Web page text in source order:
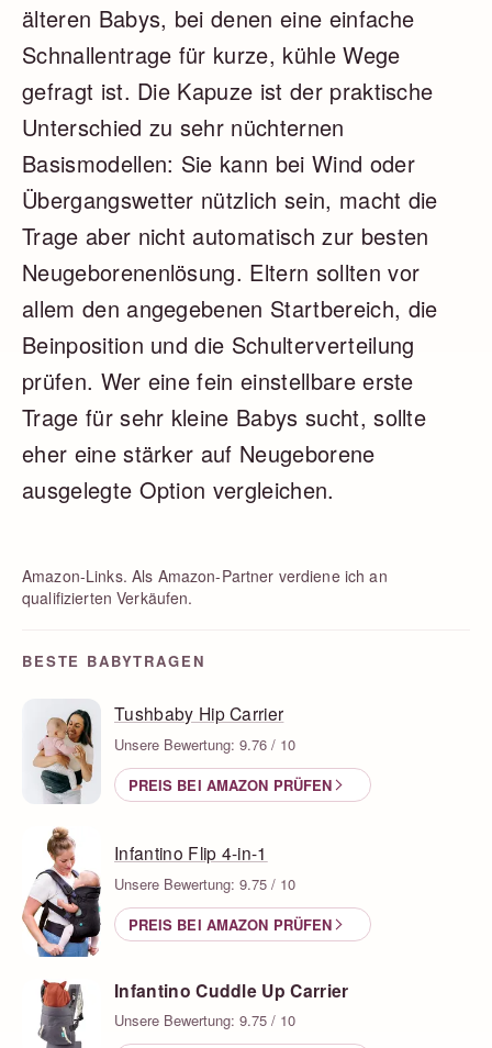
älteren Babys, bei denen eine einfache
Schnallentrage für kurze, kühle Wege
gefragt ist. Die Kapuze ist der praktische
Unterschied zu sehr nüchternen
Basismodellen: Sie kann bei Wind oder
Übergangswetter nützlich sein, macht die
Trage aber nicht automatisch zur besten
Neugeborenenlösung. Eltern sollten vor
allem den angegebenen Startbereich, die
Beinposition und die Schulterverteilung
prüfen. Wer eine fein einstellbare erste
Trage für sehr kleine Babys sucht, sollte
eher eine stärker auf Neugeborene
ausgelegte Option vergleichen.
Amazon-Links. Als Amazon-Partner verdiene ich an
qualifizierten Verkäufen.
BESTE BABYTRAGEN
Tushbaby Hip Carrier
Unsere Bewertung: 9.76 / 10
PREIS BEI AMAZON PRÜFEN
Infantino Flip 4-in-1
Unsere Bewertung: 9.75 / 10
PREIS BEI AMAZON PRÜFEN
Infantino Cuddle Up Carrier
Unsere Bewertung: 9.75 / 10